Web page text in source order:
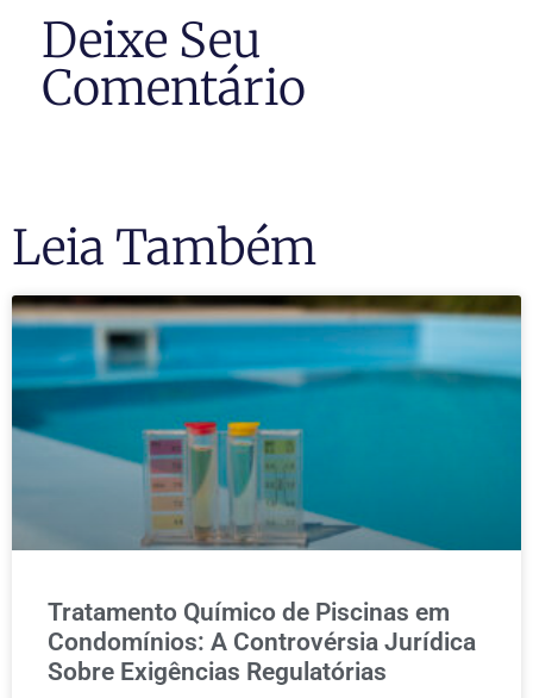
Deixe Seu
Comentário
Leia Também
Tratamento Químico de Piscinas em
Condomínios: A Controvérsia Jurídica
Sobre Exigências Regulatórias